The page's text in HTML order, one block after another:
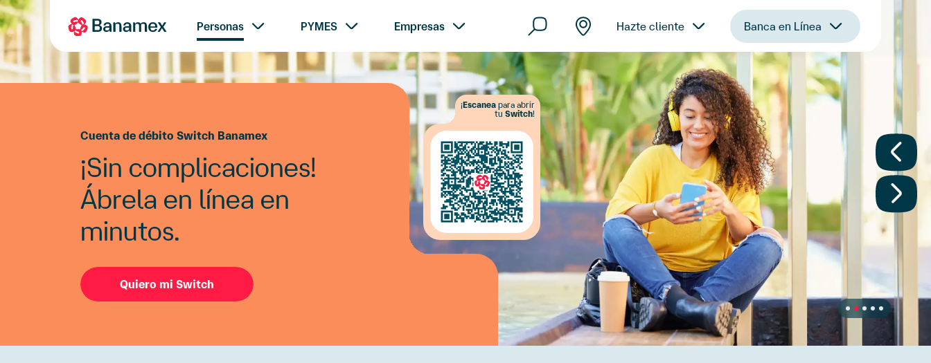
Personas PYMES Empresas Hazte cliente Banca en Línea